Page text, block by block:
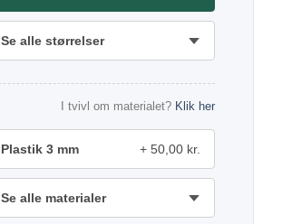
Se alle størrelser
I tvivl om materialet? Klik her
Plastik 3 mm 50,00 kr.
Se alle materialer